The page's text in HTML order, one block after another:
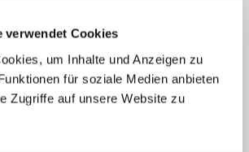
verwendet Cookies
um Inhalte und Anzeigen zu
für soziale Medien anbieten
Zugriffe auf unsere Website zu
ist.“ Auch ihre Partnerin betonte:
sehr viel, hier in unserer Heimat noch
Das wollen wir genießen“, sagte